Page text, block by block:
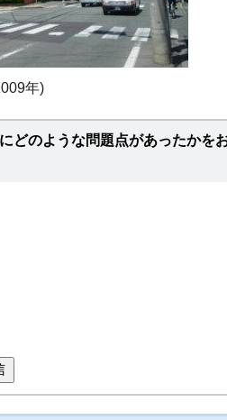
年)
どのような問題点があったかを